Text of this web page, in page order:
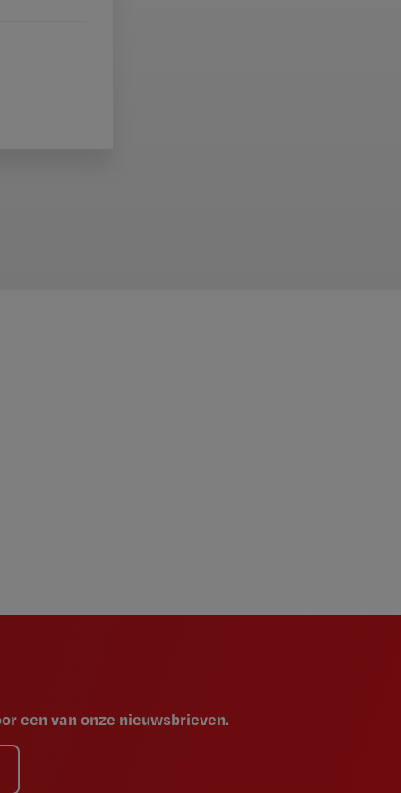
een van onze nieuwsbrieven.